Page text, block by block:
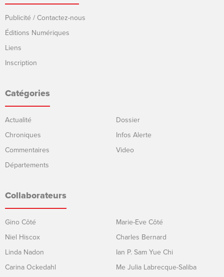
Publicité / Contactez-nous
Éditions Numériques
Liens
Inscription
Catégories
Actualité
Chroniques
Commentaires
Départements
Dossier
Infos Alerte
Video
Collaborateurs
Gino Côté
Niel Hiscox
Linda Nadon
Carina Ockedahl
Marie-Eve Côté
Charles Bernard
Ian P. Sam Yue Chi
Me Julia Labrecque-Saliba